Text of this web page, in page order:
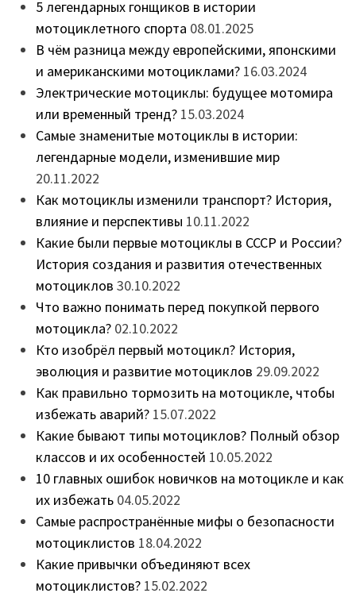
5 легендарных гонщиков в истории
мотоциклетного спорта 08.01.2025
В чём разница между европейскими, японскими
и американскими мотоциклами? 16.03.2024
Электрические мотоциклы: будущее мотомира
или временный тренд? 15.03.2024
Самые знаменитые мотоциклы в истории:
легендарные модели, изменившие мир
20.11.2022
Как мотоциклы изменили транспорт? История,
влияние и перспективы 10.11.2022
Какие были первые мотоциклы в СССР и России?
История создания и развития отечественных
мотоциклов 30.10.2022
Что важно понимать перед покупкой первого
мотоцикла? 02.10.2022
Кто изобрёл первый мотоцикл? История,
эволюция и развитие мотоциклов 29.09.2022
Как правильно тормозить на мотоцикле, чтобы
избежать аварий? 15.07.2022
Какие бывают типы мотоциклов? Полный обзор
классов и их особенностей 10.05.2022
10 главных ошибок новичков на мотоцикле и как
их избежать 04.05.2022
Самые распространённые мифы о безопасности
мотоциклистов 18.04.2022
Какие привычки объединяют всех
мотоциклистов? 15.02.2022